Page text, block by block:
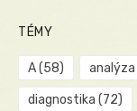
TÉMY
A(58) analýza
diagnostika (72)